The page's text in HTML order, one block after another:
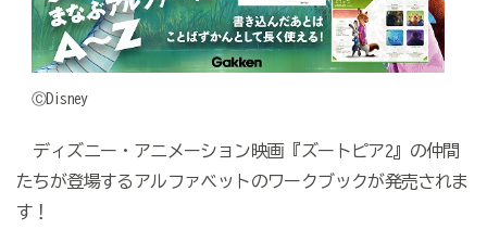
ⒸDisney
ディズニー・アニメーション映画『ズートピア2』の仲間
たちが登場するアルファベットのワークブックが発売されま
す！